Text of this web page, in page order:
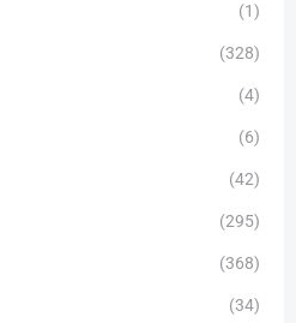
(1)
(328)
(4)
(6)
(42)
(295)
(368)
(34)